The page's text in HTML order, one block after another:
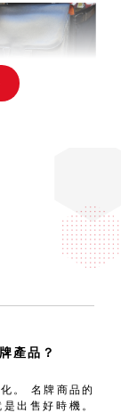
產品？
。 名牌商品的
出售好時機。